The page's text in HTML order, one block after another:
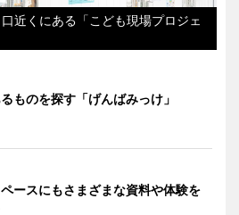
近くにある「こども現場プロジェ
ものを探す「げんばみっけ」
ースにもさまざまな資料や体験を